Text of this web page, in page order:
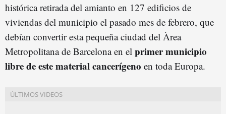
histórica retirada del amianto en 127 edificios de
viviendas del municipio el pasado mes de febrero, que
debían convertir esta pequeña ciudad del Àrea
Metropolitana de Barcelona en el primer municipio
libre de este material cancerígeno en toda Europa.